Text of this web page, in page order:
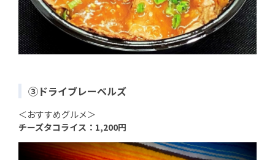
③ドライブレーベルズ
＜おすすめグルメ＞
チーズタコライス：1,200円